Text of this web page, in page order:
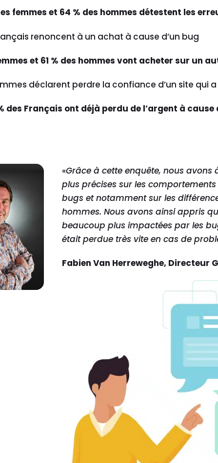
femmes et 64 % des hommes détestent les
renoncent à un achat à cause d’un bug
et 61 % des hommes vont acheter sur un
déclarent perdre la confiance d’un site qui
des Français ont déjà perdu de l’argent à
«Grâce à cette enquête, nous avons
plus précises sur les
bugs et notamment sur les
hommes. Nous avons ainsi appris
beaucoup plus impactées par les
était perdue très vite en cas de
Fabien Van Herreweghe, Directeur